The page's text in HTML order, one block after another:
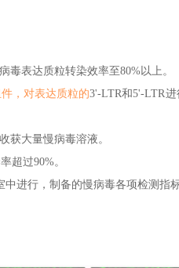
毒表达质粒转染效率至80%以上。
，对表达质粒的3'-LTR和5'-LTR进
获大量慢病毒溶液。
超过90%。
中进行，制备的慢病毒各项检测指